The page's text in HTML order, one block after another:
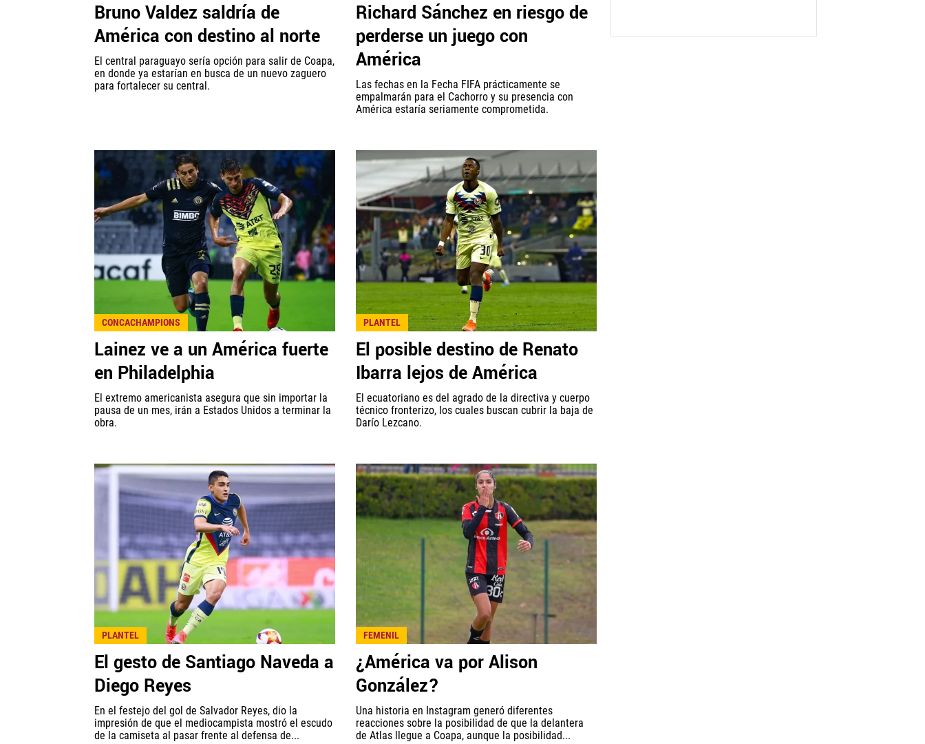
Bruno Valdez saldría de
América con destino al norte
El central paraguayo sería opción para salir de Coapa,
en donde ya estarían en busca de un nuevo zaguero
para fortalecer su central.
Richard Sánchez en riesgo de
perderse un juego con
América
Las fechas en la Fecha FIFA prácticamente se
empalmarán para el Cachorro y su presencia con
América estaría seriamente comprometida.
CONCACHAMPIONS
Lainez ve a un América fuerte
en Philadelphia
El extremo americanista asegura que sin importar la
pausa de un mes, irán a Estados Unidos a terminar la
obra.
PLANTEL
El posible destino de Renato
Ibarra lejos de América
El ecuatoriano es del agrado de la directiva y cuerpo
técnico fronterizo, los cuales buscan cubrir la baja de
Darío Lezcano.
PLANTEL
El gesto de Santiago Naveda a
Diego Reyes
En el festejo del gol de Salvador Reyes, dio la
impresión de que el mediocampista mostró el escudo
de la camiseta al pasar frente al defensa de...
FEMENIL
¿América va por Alison
González?
Una historia en Instagram generó diferentes
reacciones sobre la posibilidad de que la delantera
de Atlas llegue a Coapa, aunque la posibilidad...